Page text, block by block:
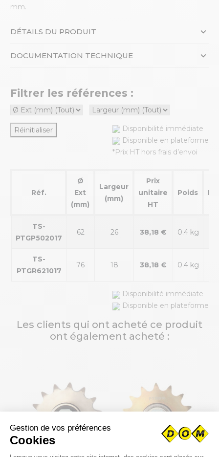
mm.
DÉTAILS DU PRODUIT
DOCUMENTATION TECHNIQUE
Filtrer les références :
Réinitialiser
Disponibilité immédiate
Disponible en plateforme
*Prix HT hors frais d’envoi
Réf.
Ø
Ext
(mm)
Largeur
(mm)
Prix
unitaire
HT
Poids
TS-
PTGP502017
62 26 38,18 € 0.4 kg
TS-
PTGR621017
76 18 38,18 € 0.4 kg
Disponibilité immédiate
Disponible en plateforme
Les clients qui ont acheté ce produit
ont également acheté :